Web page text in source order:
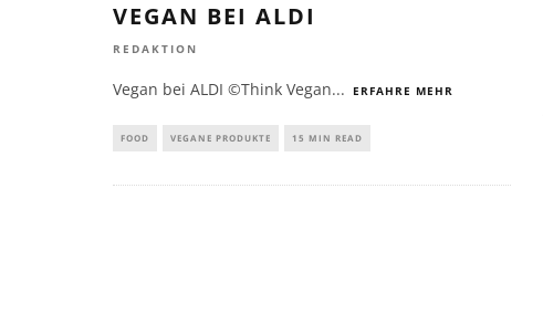
VEGAN BEI ALDI
REDAKTION
Vegan bei ALDI ©Think Vegan... ERFAHRE MEHR
FOOD VEGANE PRODUKTE 15 MIN READ